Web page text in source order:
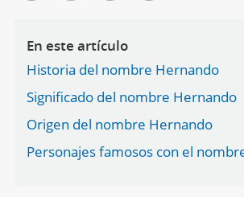
En este artículo
Historia del nombre Hernando
Significado del nombre Hernando
Origen del nombre Hernando
Personajes famosos con el